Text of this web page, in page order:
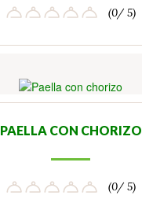
(0/ 5)
PAELLA CON CHORIZO
(0/ 5)